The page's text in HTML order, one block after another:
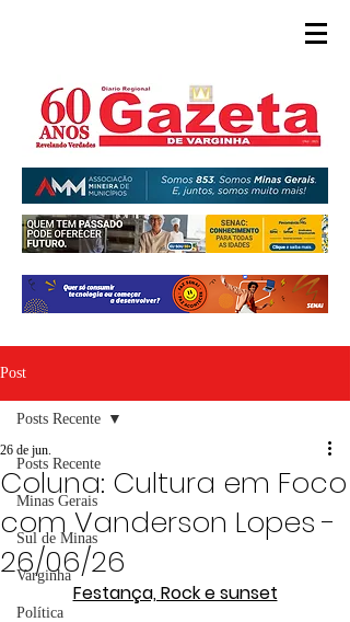
Post
Posts Recente
Minas Gerais
Sul de Minas
Varginha
Política
Posts Recente
Coluna: Cultura em Foco
com Vanderson Lopes -
26/06/26
26 de jun.
Festança, Rock e sunset